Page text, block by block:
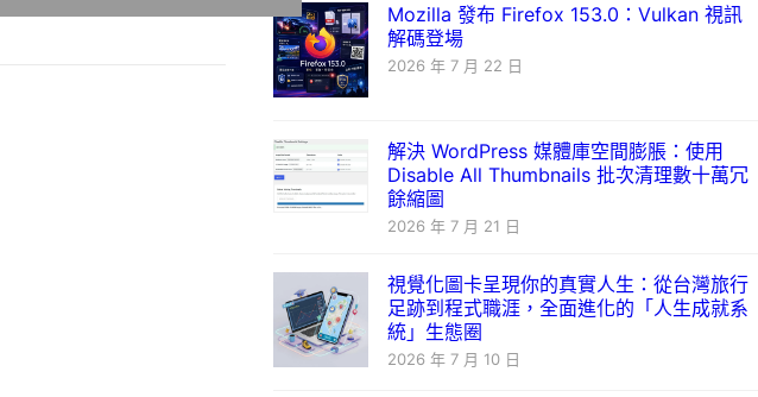
Mozilla 發布 Firefox 153.0：Vulkan 視訊
解碼登場
2026 年 7 月 22 日
解決 WordPress 媒體庫空間膨脹：使用
Disable All Thumbnails 批次清理數十萬冗
餘縮圖
2026 年 7 月 21 日
視覺化圖卡呈現你的真實人生：從台灣旅行
足跡到程式職涯，全面進化的「人生成就系
統」生態圈
2026 年 7 月 10 日